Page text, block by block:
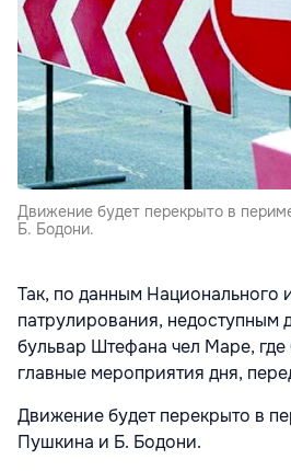
Движение будет перекрыто в
Б. Бодони.
Так, по данным Национального
патрулирования, недоступным
бульвар Штефана чел Маре, где
главные мероприятия дня,
Движение будет перекрыто в
Пушкина и Б. Бодони.